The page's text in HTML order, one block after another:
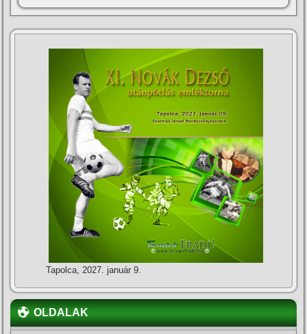
Tapolca, 2027. január 9.
OLDALAK